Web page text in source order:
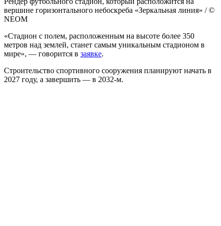
вершине горизонтального небоскреба «Зеркальная линия» / ©
NEOM
«Стадион с полем, расположенным на высоте более 350
метров над землей, станет самым уникальным стадионом в
мире», — говорится в заявке.
Строительство спортивного сооружения планируют начать в
2027 году, а завершить — в 2032-м.